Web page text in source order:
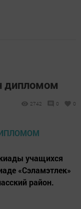
дипломом
2742 0 0
учащихся
«Сэламэтлек»
район.